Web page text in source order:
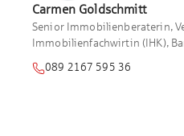
Carmen Goldschmitt
Senior Immobilienberaterin,
Immobilienfachwirtin (IHK),
089 2167 595 36